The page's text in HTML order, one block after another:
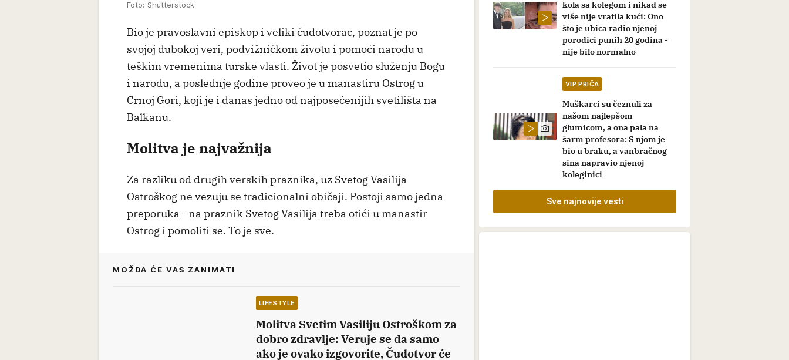
Foto: Shutterstock
Bio je pravoslavni episkop i veliki čudotvorac, poznat je po
svojoj dubokoj veri, podvižničkom životu i pomoći narodu u
teškim vremenima turske vlasti. Život je posvetio služenju Bogu
i narodu, a poslednje godine proveo je u manastiru Ostrog u
Crnoj Gori, koji je i danas jedno od najposećenijih svetilišta na
Balkanu.
Molitva je najvažnija
Za razliku od drugih verskih praznika, uz Svetog Vasilija
Ostroškog ne vezuju se tradicionalni običaji. Postoji samo jedna
preporuka - na praznik Svetog Vasilija treba otići u manastir
Ostrog i pomoliti se. To je sve.
MOŽDA ĆE VAS ZANIMATI
LIFESTYLE
Molitva Svetim Vasiliju Ostroškom za
dobro zdravlje: Veruje se da samo
ako je ovako izgovorite, Čudotvor će
kola sa kolegom i nikad se
više nije vratila kući: Ono
što je ubica radio njenoj
porodici punih 20 godina -
nije bilo normalno
VIP PRIČA
Muškarci su čeznuli za
našom najlepšom
glumicom, a ona pala na
šarm profesora: S njom je
bio u braku, a vanbračnog
sina napravio njenoj
koleginici
Sve najnovije vesti